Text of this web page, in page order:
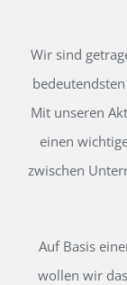
Wir sind
Mit unseren
einen
zwischen
Auf Basis
wollen wir